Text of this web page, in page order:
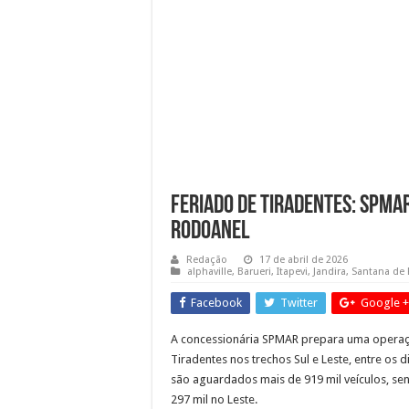
Feriado de Tiradentes:
Rodoanel
Redação
17 de abril de 2026
alphaville, Barueri, Itapevi, Jandira, Santana de
Facebook Twitter Google +
A concessionária SPMAR prepara uma
Tiradentes nos trechos Sul e Leste, entre os
são aguardados mais de 919 mil veículos,
297 mil no Leste.